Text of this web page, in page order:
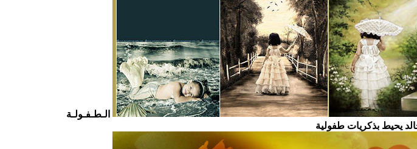
الـطـفـولـة
يحيط بذكريات طفولية